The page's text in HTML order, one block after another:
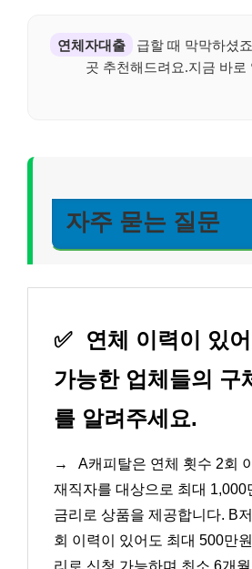
연체자대출
급할 때 막막하셨
곳 추천해드려요.지금 바로
자주 묻는 질문
✅
연체 이력이 있
가능한 업체들의 구
를 알려주세요.
→
A캐피탈은 연체 횟수 2회
재직자를 대상으로 최대 1,000
금리로 상품을 제공합니다. B
회 이력이 있어도 최대 500만